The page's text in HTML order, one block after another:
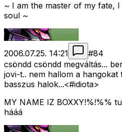
~ I am the master of my fate,
soul ~
2006.07.25. 14:21 #84
csöndd csöndd megváltás...
jovi-t.. nem hallom a hangokat
basszus halok...<#idiota>
MY NAME IZ BOXXY!%!%%
hááá